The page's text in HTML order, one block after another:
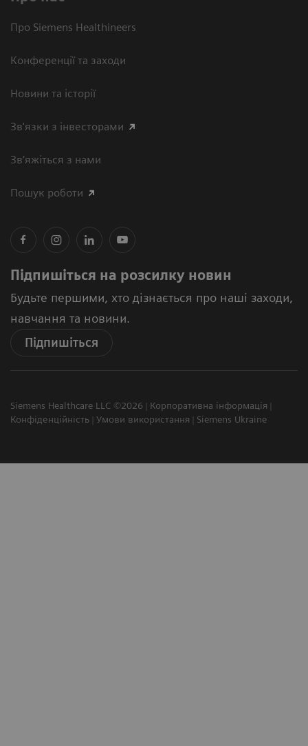
Про Siemens Healthineers
Конференції та заходи
Новини та історії
Зв'язки з інвесторами
Зв’яжіться з нами
Пошук роботи
Підпишіться на розсилку новин
Будьте першими, хто дізнається про наші заходи,
навчання та новини.
Підпишіться
Siemens Healthcare LLC ©2026
Корпоративна інформація
Конфіденційність
Умови використання Siemens Ukraine